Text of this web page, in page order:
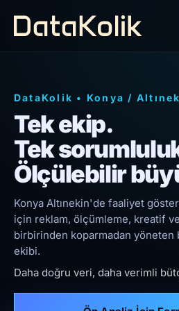
DataKolik • Konya /
Tek ekip.
Tek
Ölçülebilir
Konya Altınekin'de faaliyet
için reklam, ölçümleme, kreatif ve
birbirinden koparmadan yöneten
ekibi.
Daha doğru veri, daha verimli